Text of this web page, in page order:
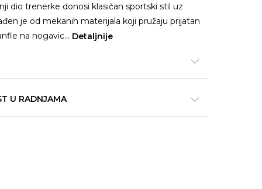
dio trenerke donosi klasičan sportski stil uz
je od mekanih materijala koji pružaju prijatan
na nogavic... Detaljnije
U RADNJAMA